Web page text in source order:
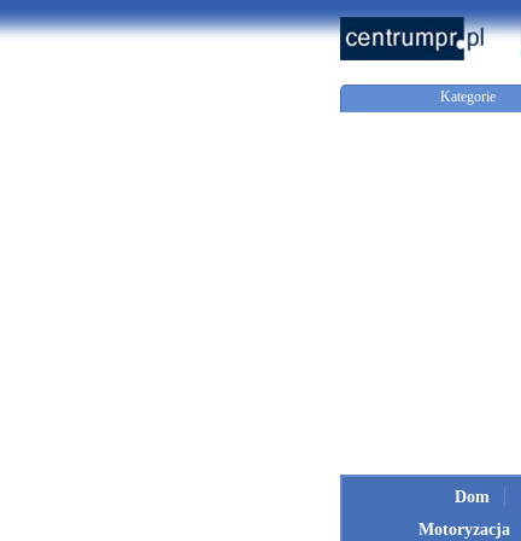
Kategorie
Dom
Motoryzacja